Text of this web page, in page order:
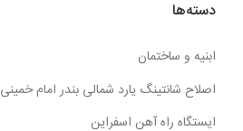
دسته‌ها
ابنیه و ساختمان
اصلاح شانتینگ یارد شمالی بندر امام خمینی
ایستگاه راه آهن اسفراین